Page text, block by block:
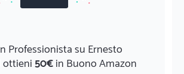
Professionista su Ernesto
ottieni50€in Buono Amazon